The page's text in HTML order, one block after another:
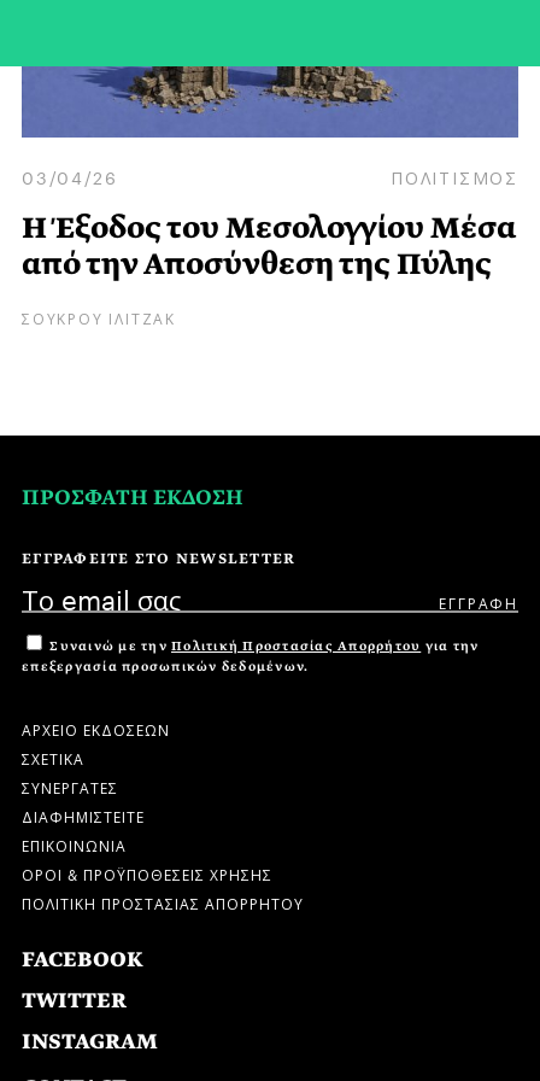
03/04/26 ΠΟΛΙΤΙΣΜΟΣ
Η Έξοδος του Μεσολογγίου Μέσα
από την Αποσύνθεση της Πύλης
ΣΟΥΚΡΟΥ ΙΛΙΤΖΑΚ
ΠΡΟΣΦΑΤΗ ΕΚΔΟΣΗ
ΕΓΓΡΑΦΕΙΤΕ ΣΤΟ NEWSLETTER
Συναινώ με την Πολιτική Προστασίας Απορρήτου για την
επεξεργασία προσωπικών δεδομένων.
ΑΡΧΕΙΟ ΕΚΔΟΣΕΩΝ
ΣΧΕΤΙΚΑ
ΣΥΝΕΡΓΑΤΕΣ
ΔΙΑΦΗΜΙΣΤΕΙΤΕ
ΕΠΙΚΟΙΝΩΝΙΑ
ΟΡΟΙ & ΠΡΟΫΠΟΘΕΣΕΙΣ ΧΡΗΣΗΣ
ΠΟΛΙΤΙΚΗ ΠΡΟΣΤΑΣΙΑΣ ΑΠΟΡΡΗΤΟΥ
FACEBOOK
TWITTER
INSTAGRAM